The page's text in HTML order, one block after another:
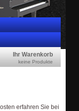
Ihr Warenkorb
keine Produkte
erfahren Sie bei